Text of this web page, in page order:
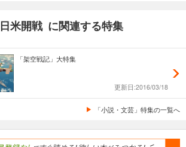
米開戦 に関連する特集
「架空戦記」大特集
更新日:2016/03/18
「小説・文芸」特集の一覧へ